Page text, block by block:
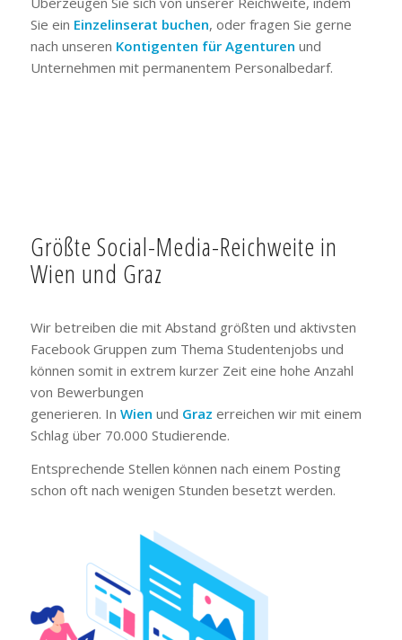
Sie ein Einzelinserat buchen, oder fragen Sie gerne
nach unseren Kontigenten für Agenturen und
Unternehmen mit permanentem Personalbedarf.
Größte Social-Media-Reichweite in
Wien und Graz
Wir betreiben die mit Abstand größten und aktivsten
Facebook Gruppen zum Thema Studentenjobs und
können somit in extrem kurzer Zeit eine hohe Anzahl
von Bewerbungen
generieren. In Wien und Graz erreichen wir mit einem
Schlag über 70.000 Studierende.
Entsprechende Stellen können nach einem Posting
schon oft nach wenigen Stunden besetzt werden.